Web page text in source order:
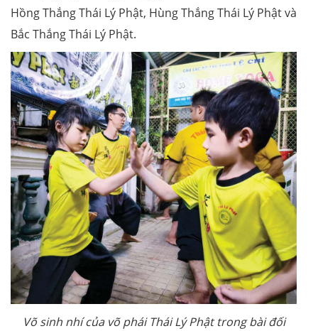
Hồng Thắng Thái Lý Phật, Hùng Thắng Thái Lý Phật và
Bắc Thắng Thái Lý Phật.
Võ sinh nhí của võ phái Thái Lý Phật trong bài đối